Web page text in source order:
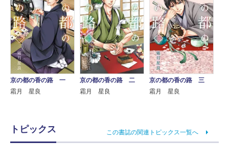
京の都の香の路 一
霜月 星良
京の都の香の路 二
霜月 星良
京の都の香の路 三
霜月 星良
トピックス この書誌の関連トピックス一覧へ